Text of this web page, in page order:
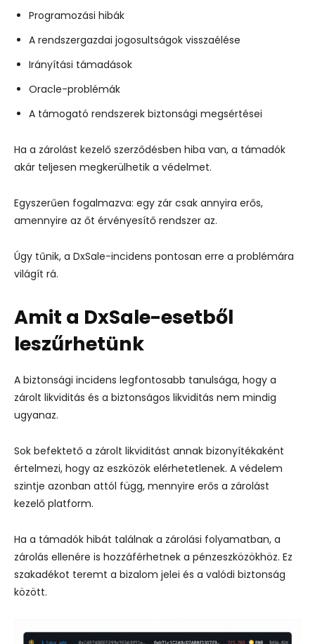
Programozási hibák
A rendszergazdai jogosultságok visszaélése
Irányítási támadások
Oracle-problémák
A támogató rendszerek biztonsági megsértései
Ha a zárolást kezelő szerződésben hiba van, a támadók
akár teljesen megkerülhetik a védelmet.
Egyszerűen fogalmazva: egy zár csak annyira erős,
amennyire az őt érvényesítő rendszer az.
Úgy tűnik, a DxSale-incidens pontosan erre a problémára
világít rá.
Amit a DxSale-esetből
leszűrhetünk
A biztonsági incidens legfontosabb tanulsága, hogy a
zárolt likviditás és a biztonságos likviditás nem mindig
ugyanaz.
Sok befektető a zárolt likviditást annak bizonyítékaként
értelmezi, hogy az eszközök elérhetetlenek. A védelem
szintje azonban attól függ, mennyire erős a zárolást
kezelő platform.
Ha a támadók hibát találnak a zárolási folyamatban, a
zárolás ellenére is hozzáférhetnek a pénzeszközökhöz. Ez
szakadékot teremt a bizalom jelei és a valódi biztonság
között.